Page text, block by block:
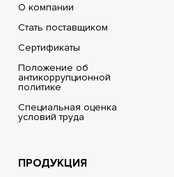
О компании
Стать поставщиком
Сертификаты
Положение об
антикоррупционной
политике
Специальная оценка
условий труда
ПРОДУКЦИЯ